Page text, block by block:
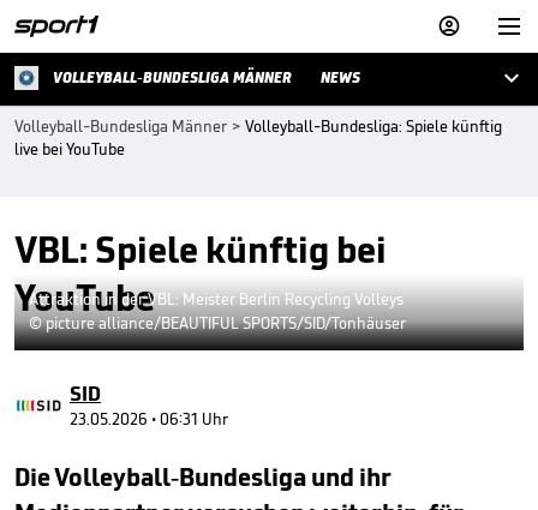


VOLLEYBALL-BUNDESLIGA MÄNNER NEWS 
Volleyball-Bundesliga Männer > Volleyball-Bundesliga: Spiele künftig
live bei YouTube
VBL: Spiele künftig bei
YouTube
Attraktion in der VBL: Meister Berlin Recycling Volleys
© picture alliance/BEAUTIFUL SPORTS/SID/Tonhäuser
SID
23.05.2026 • 06:31 Uhr
Die Volleyball-Bundesliga und ihr